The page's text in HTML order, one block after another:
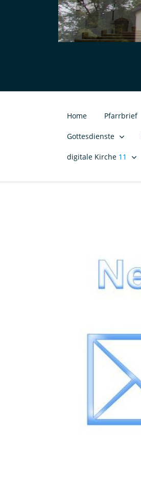
Home Pfarrbrief
Gottesdienste
digitale Kirche 11